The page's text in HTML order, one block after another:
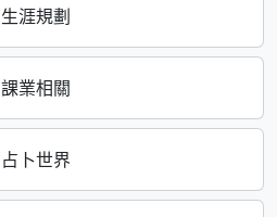
生涯規劃
課業相關
占卜世界